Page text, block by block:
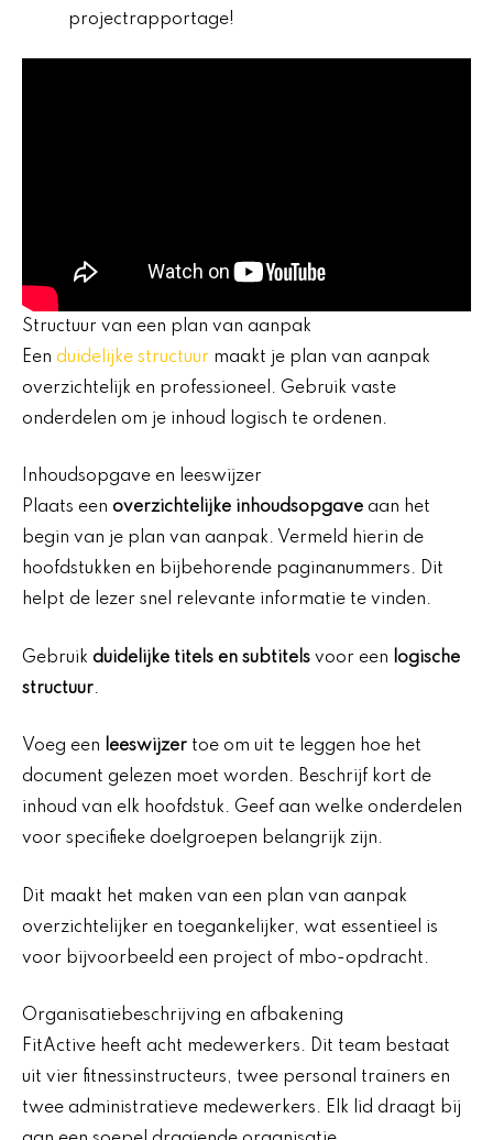
projectrapportage!
Structuur van een plan van aanpak
Een duidelijke structuur maakt je plan van aanpak
overzichtelijk en professioneel. Gebruik vaste
onderdelen om je inhoud logisch te ordenen.
Inhoudsopgave en leeswijzer
Plaats een overzichtelijke inhoudsopgave aan het
begin van je plan van aanpak. Vermeld hierin de
hoofdstukken en bijbehorende paginanummers. Dit
helpt de lezer snel relevante informatie te vinden.
Gebruik duidelijke titels en subtitels voor een
logische
structuur.
Voeg een leeswijzer toe om uit te leggen hoe het
document gelezen moet worden. Beschrijf kort de
inhoud van elk hoofdstuk. Geef aan welke onderdelen
voor specifieke doelgroepen belangrijk zijn.
Dit maakt het maken van een plan van aanpak
overzichtelijker en toegankelijker, wat essentieel is
voor bijvoorbeeld een project of mbo-opdracht.
Organisatiebeschrijving en afbakening
FitActive heeft acht medewerkers. Dit team bestaat
uit vier fitnessinstructeurs, twee personal trainers en
twee administratieve medewerkers. Elk lid draagt bij